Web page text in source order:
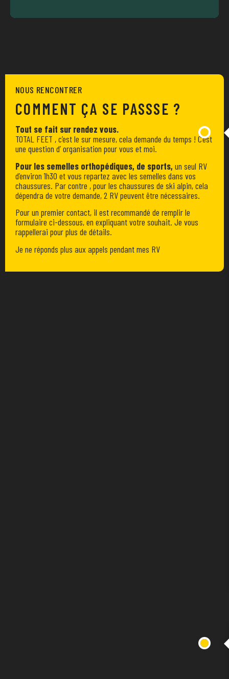
NOUS RENCONTRER
COMMENT ÇA SE PASSSE ?
Tout se fait sur rendez vous.
TOTAL FEET , c’est le sur mesure, cela demande du temps ! C’est
une question d’ organisation pour vous et moi.
Pour les semelles orthopédiques, de sports,un seul RV
d’environ 1h30 et vous repartez avec les semelles dans vos
chaussures. Par contre , pour les chaussures de ski alpin, cela
dépendra de votre demande, 2 RV peuvent être nécessaires.
Pour un premier contact, il est recommandé de remplir le
formulaire ci-dessous, en expliquant votre souhait. Je vous
rappellerai pour plus de détails.
Je ne réponds plus aux appels pendant mes RV